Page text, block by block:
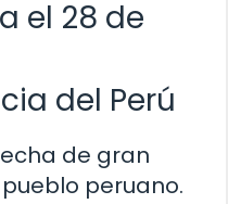
el 28 de
del Perú
de gran
peruano.